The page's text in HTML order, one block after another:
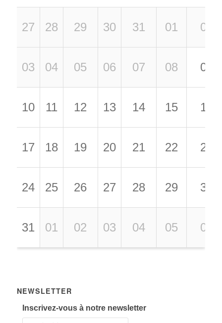
27 28 29 30 31 01 02
03 04 05 06 07 08 09
10 11 12 13 14 15 16
17 18 19 20 21 22 23
24 25 26 27 28 29 30
31 01 02 03 04 05 06
NEWSLETTER
Inscrivez-vous à notre newsletter